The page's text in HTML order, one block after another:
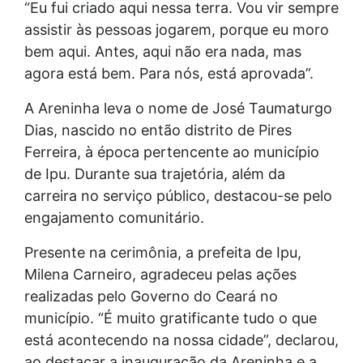
“Eu fui criado aqui nessa terra. Vou vir sempre
assistir às pessoas jogarem, porque eu moro
bem aqui. Antes, aqui não era nada, mas
agora está bem. Para nós, está aprovada”.
A Areninha leva o nome de José Taumaturgo
Dias, nascido no então distrito de Pires
Ferreira, à época pertencente ao município
de Ipu. Durante sua trajetória, além da
carreira no serviço público, destacou-se pelo
engajamento comunitário.
Presente na cerimônia, a prefeita de Ipu,
Milena Carneiro, agradeceu pelas ações
realizadas pelo Governo do Ceará no
município. “É muito gratificante tudo o que
está acontecendo na nossa cidade”, declarou,